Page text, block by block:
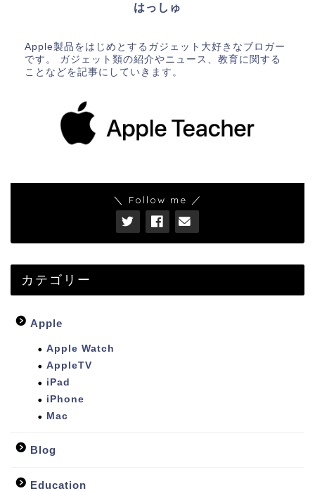
はっしゅ
Apple製品をはじめとするガジェット大好きなブロガー
です。 ガジェット類の紹介やニュース、教育に関する
ことなどを記事にしていきます。
＼ Follow me ／
カテゴリー
Apple
Apple Watch
AppleTV
iPad
iPhone
Mac
Blog
Education